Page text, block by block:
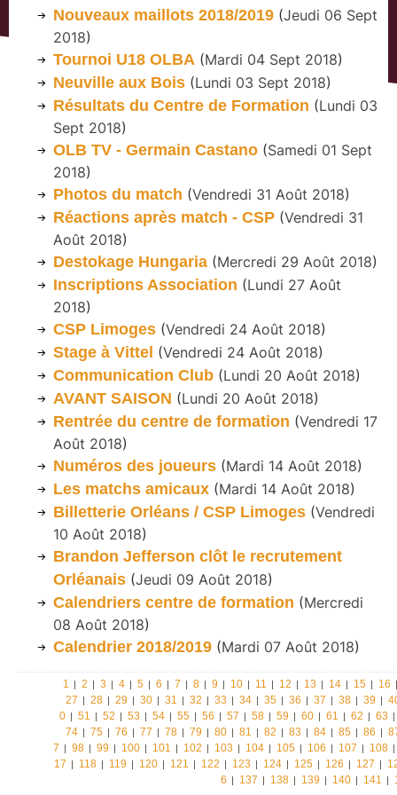
Nouveaux maillots 2018/2019 (Jeudi 06 Sept
2018)
Tournoi U18 OLBA (Mardi 04 Sept 2018)
Neuville aux Bois (Lundi 03 Sept 2018)
Résultats du Centre de Formation (Lundi 03
Sept 2018)
OLB TV - Germain Castano (Samedi 01 Sept
2018)
Photos du match (Vendredi 31 Août 2018)
Réactions après match - CSP (Vendredi 31
Août 2018)
Destokage Hungaria (Mercredi 29 Août 2018)
Inscriptions Association (Lundi 27 Août
2018)
CSP Limoges (Vendredi 24 Août 2018)
Stage à Vittel (Vendredi 24 Août 2018)
Communication Club (Lundi 20 Août 2018)
AVANT SAISON (Lundi 20 Août 2018)
Rentrée du centre de formation (Vendredi 17
Août 2018)
Numéros des joueurs (Mardi 14 Août 2018)
Les matchs amicaux (Mardi 14 Août 2018)
Billetterie Orléans / CSP Limoges (Vendredi
10 Août 2018)
Brandon Jefferson clôt le recrutement
Orléanais (Jeudi 09 Août 2018)
Calendriers centre de formation (Mercredi
08 Août 2018)
Calendrier 2018/2019 (Mardi 07 Août 2018)
1 2 3 4 5 6 7 8 9 10 11 12 13 14 15
16
27
28 29 30 31 32 33 34 35 36 37 38 39
0
51 52 53 54 55 56 57 58 59 60 61 62
63
74
75 76 77 78 79 80 81 82 83 84 85 86
7
98 99 100 101 102 103 104 105 106 107
108
17
118 119 120 121 122 123 124 125 126 127
6
137 138 139 140 141